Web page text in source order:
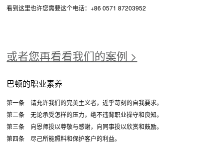
看到这里也许您需要这个电话：+86 0571 87203952
或者您再看看我们的案例 >
巴顿的职业素养
第一条 请允许我们的完美主义者，近乎苛刻的自我要求。
第二条 无论承受怎样的压力，绝不违背职业操守和良知。
第三条 向恩师投以尊敬与感谢，向同事投以欣赏和鼓励。
第四条 尽己所能照料和保护客户的利益。